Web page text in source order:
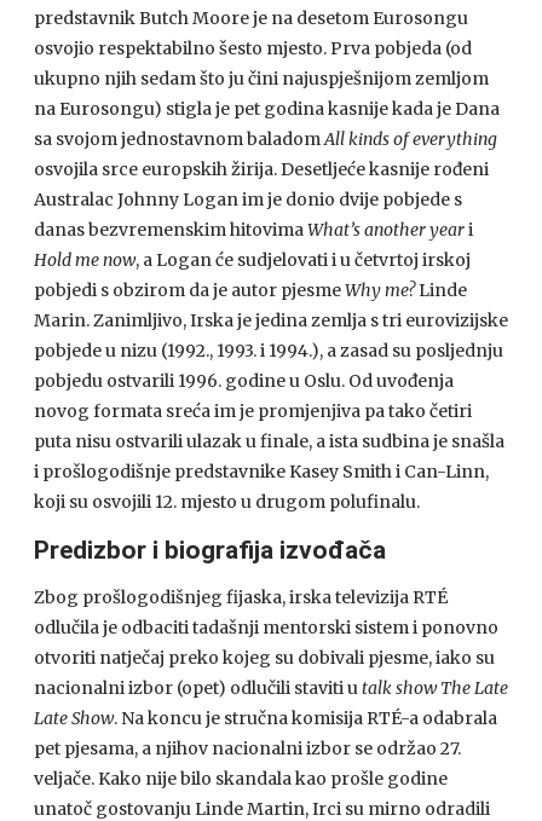
predstavnik Butch Moore je na desetom Eurosongu
osvojio respektabilno šesto mjesto. Prva pobjeda (od
ukupno njih sedam što ju čini najuspješnijom zemljom
na Eurosongu) stigla je pet godina kasnije kada je Dana
sa svojom jednostavnom baladomAll kinds of everything
osvojila srce europskih žirija. Desetljeće kasnije rođeni
Australac Johnny Logan im je donio dvije pobjede s
danas bezvremenskim hitovimaWhat’s another yeari
Hold me now, a Logan će sudjelovati i u četvrtoj irskoj
pobjedi s obzirom da je autor pjesmeWhy me?Linde
Marin. Zanimljivo, Irska je jedina zemlja s tri eurovizijske
pobjede u nizu (1992., 1993. i 1994.), a zasad su posljednju
pobjedu ostvarili 1996. godine u Oslu. Od uvođenja
novog formata sreća im je promjenjiva pa tako četiri
puta nisu ostvarili ulazak u finale, a ista sudbina je snašla
i prošlogodišnje predstavnike Kasey Smith i Can-Linn,
koji su osvojili 12. mjesto u drugom polufinalu.
Predizbor i biografija izvođača
Zbog prošlogodišnjeg fijaska, irska televizija RTÉ
odlučila je odbaciti tadašnji mentorski sistem i ponovno
otvoriti natječaj preko kojeg su dobivali pjesme, iako su
nacionalni izbor (opet) odlučili staviti utalk show The Late
Late Show. Na koncu je stručna komisija RTÉ-a odabrala
pet pjesama, a njihov nacionalni izbor se održao 27.
veljače. Kako nije bilo skandala kao prošle godine
unatoč gostovanju Linde Martin, Irci su mirno odradili